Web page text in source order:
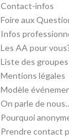
Contact-infos
Foire aux
Infos
Les AA pour
Liste des groupes
Mentions légales
Modèle
On parle de
Pourquoi
Prendre contact